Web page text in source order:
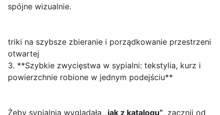
spójne wizualnie.
triki na szybsze zbieranie i porządkowanie przestrzeni
otwartej
3. **Szybkie zwycięstwa w sypialni: tekstylia, kurz i
powierzchnie robione w jednym podejściu**
Żeby sypialnia wyglądała „jak z katalogu”, zacznij od